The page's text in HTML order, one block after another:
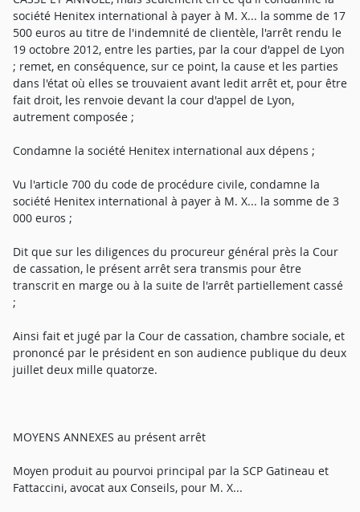
société Henitex international à payer à M. X... la somme de 17
500 euros au titre de l'indemnité de clientèle, l'arrêt rendu le
19 octobre 2012, entre les parties, par la cour d'appel de Lyon
; remet, en conséquence, sur ce point, la cause et les parties
dans l'état où elles se trouvaient avant ledit arrêt et, pour être
fait droit, les renvoie devant la cour d'appel de Lyon,
autrement composée ;
Condamne la société Henitex international aux dépens ;
Vu l'article 700 du code de procédure civile, condamne la
société Henitex international à payer à M. X... la somme de 3
000 euros ;
Dit que sur les diligences du procureur général près la Cour
de cassation, le présent arrêt sera transmis pour être
transcrit en marge ou à la suite de l'arrêt partiellement cassé
;
Ainsi fait et jugé par la Cour de cassation, chambre sociale, et
prononcé par le président en son audience publique du deux
juillet deux mille quatorze.
MOYENS ANNEXES au présent arrêt
Moyen produit au pourvoi principal par la SCP Gatineau et
Fattaccini, avocat aux Conseils, pour M. X...